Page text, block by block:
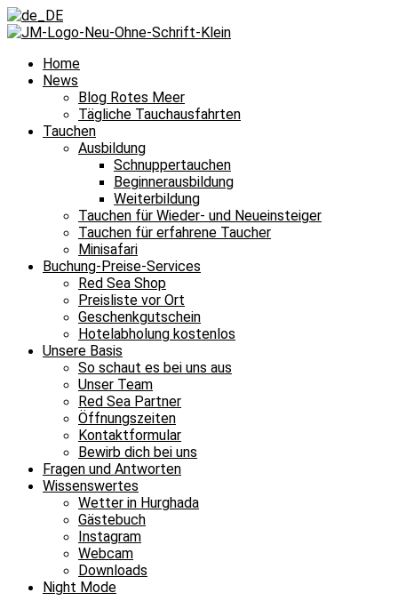
Home
News
Blog Rotes Meer
Tägliche Tauchausfahrten
Tauchen
Ausbildung
Schnuppertauchen
Beginnerausbildung
Weiterbildung
Tauchen für Wieder- und Neueinsteiger
Tauchen für erfahrene Taucher
Minisafari
Buchung-Preise-Services
Red Sea Shop
Preisliste vor Ort
Geschenkgutschein
Hotelabholung kostenlos
Unsere Basis
So schaut es bei uns aus
Unser Team
Red Sea Partner
Öffnungszeiten
Kontaktformular
Bewirb dich bei uns
Fragen und Antworten
Wissenswertes
Wetter in Hurghada
Gästebuch
Instagram
Webcam
Downloads
Night Mode